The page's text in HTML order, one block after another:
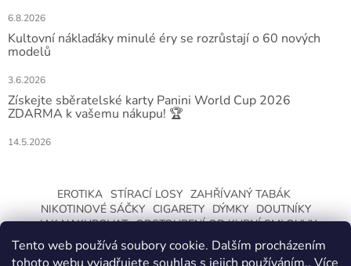
Tento web používá soubory cookie. Dalším procházením
6.8.2026
Kultovní náklaďáky minulé éry se rozrůstají o 60 nových
modelů
3.6.2026
Získejte sběratelské karty Panini World Cup 2026
ZDARMA k vašemu nákupu! 🏆
14.5.2026
EROTIKA STÍRACÍ LOSY ZAHŘÍVANÝ TABÁK
NIKOTINOVÉ SÁČKY CIGARETY DÝMKY
DOUTNÍKY
JAK NAKUPOVAT ODSTOUPENÍ OD KUPNÍ SMLOUVY